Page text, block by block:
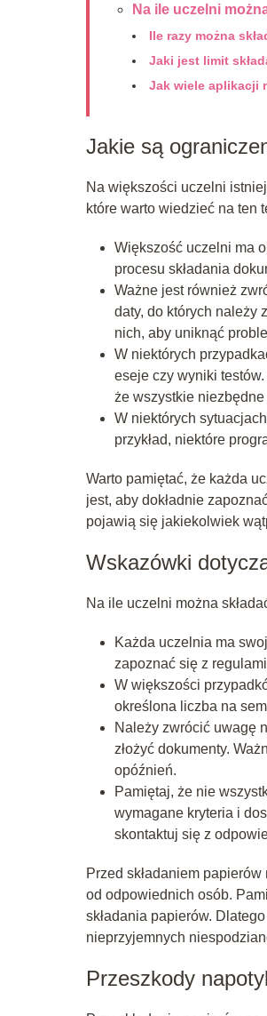
Na ile uczelni
Ile razy można
Jaki jest limit
Jak wiele aplikacji
Jakie są
Na większości uczelni
które warto wiedzieć na ten
Większość uczelni ma
procesu składania
Ważne jest również
daty, do których należy
nich, aby uniknąć
W niektórych
eseje czy wyniki
że wszystkie
W niektórych
przykład, niektóre
Warto pamiętać, że każda
jest, aby dokładnie
pojawią się jakiekolwiek
Wskazówki
Na ile uczelni można
Każda uczelnia ma
zapoznać się z
W większości
określona liczba na
Należy zwrócić uwagę
złożyć dokumenty.
opóźnień.
Pamiętaj, że nie
wymagane kryteria i
skontaktuj się z
Przed składaniem
od odpowiednich osób.
składania papierów.
nieprzyjemnych
Przeszkody